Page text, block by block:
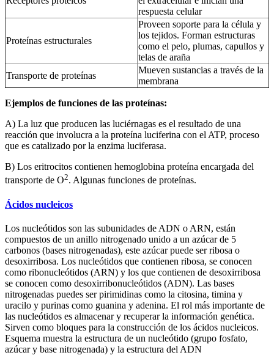
respuesta celular
Proteínas estructurales
Proveen soporte para la célula y
los tejidos. Forman estructuras
como el pelo, plumas, capullos y
telas de araña
Transporte de proteínas
Mueven sustancias a través de la
membrana
Ejemplos de funciones de las proteínas:
A) La luz que producen las luciérnagas es el resultado de una
reacción que involucra a la proteína luciferina con el ATP, proceso
que es catalizado por la enzima luciferasa.
B) Los eritrocitos contienen hemoglobina proteína encargada del
transporte de O2. Algunas funciones de proteínas.
Ácidos nucleicos
Los nucleótidos son las subunidades de ADN o ARN, están
compuestos de un anillo nitrogenado unido a un azúcar de 5
carbonos (bases nitrogenadas), este azúcar puede ser ribosa o
desoxirribosa. Los nucleótidos que contienen ribosa, se conocen
como ribonucleótidos (ARN) y los que contienen de desoxirribosa
se conocen como desoxirribonucleótidos (ADN). Las bases
nitrogenadas puedes ser pirimidinas como la citosina, timina y
uracilo y purinas como guanina y adenina. El rol más importante de
las nucleótidos es almacenar y recuperar la información genética.
Sirven como bloques para la construcción de los ácidos nucleicos.
Esquema muestra la estructura de un nucleótido (grupo fosfato,
azúcar y base nitrogenada) y la estructura del ADN